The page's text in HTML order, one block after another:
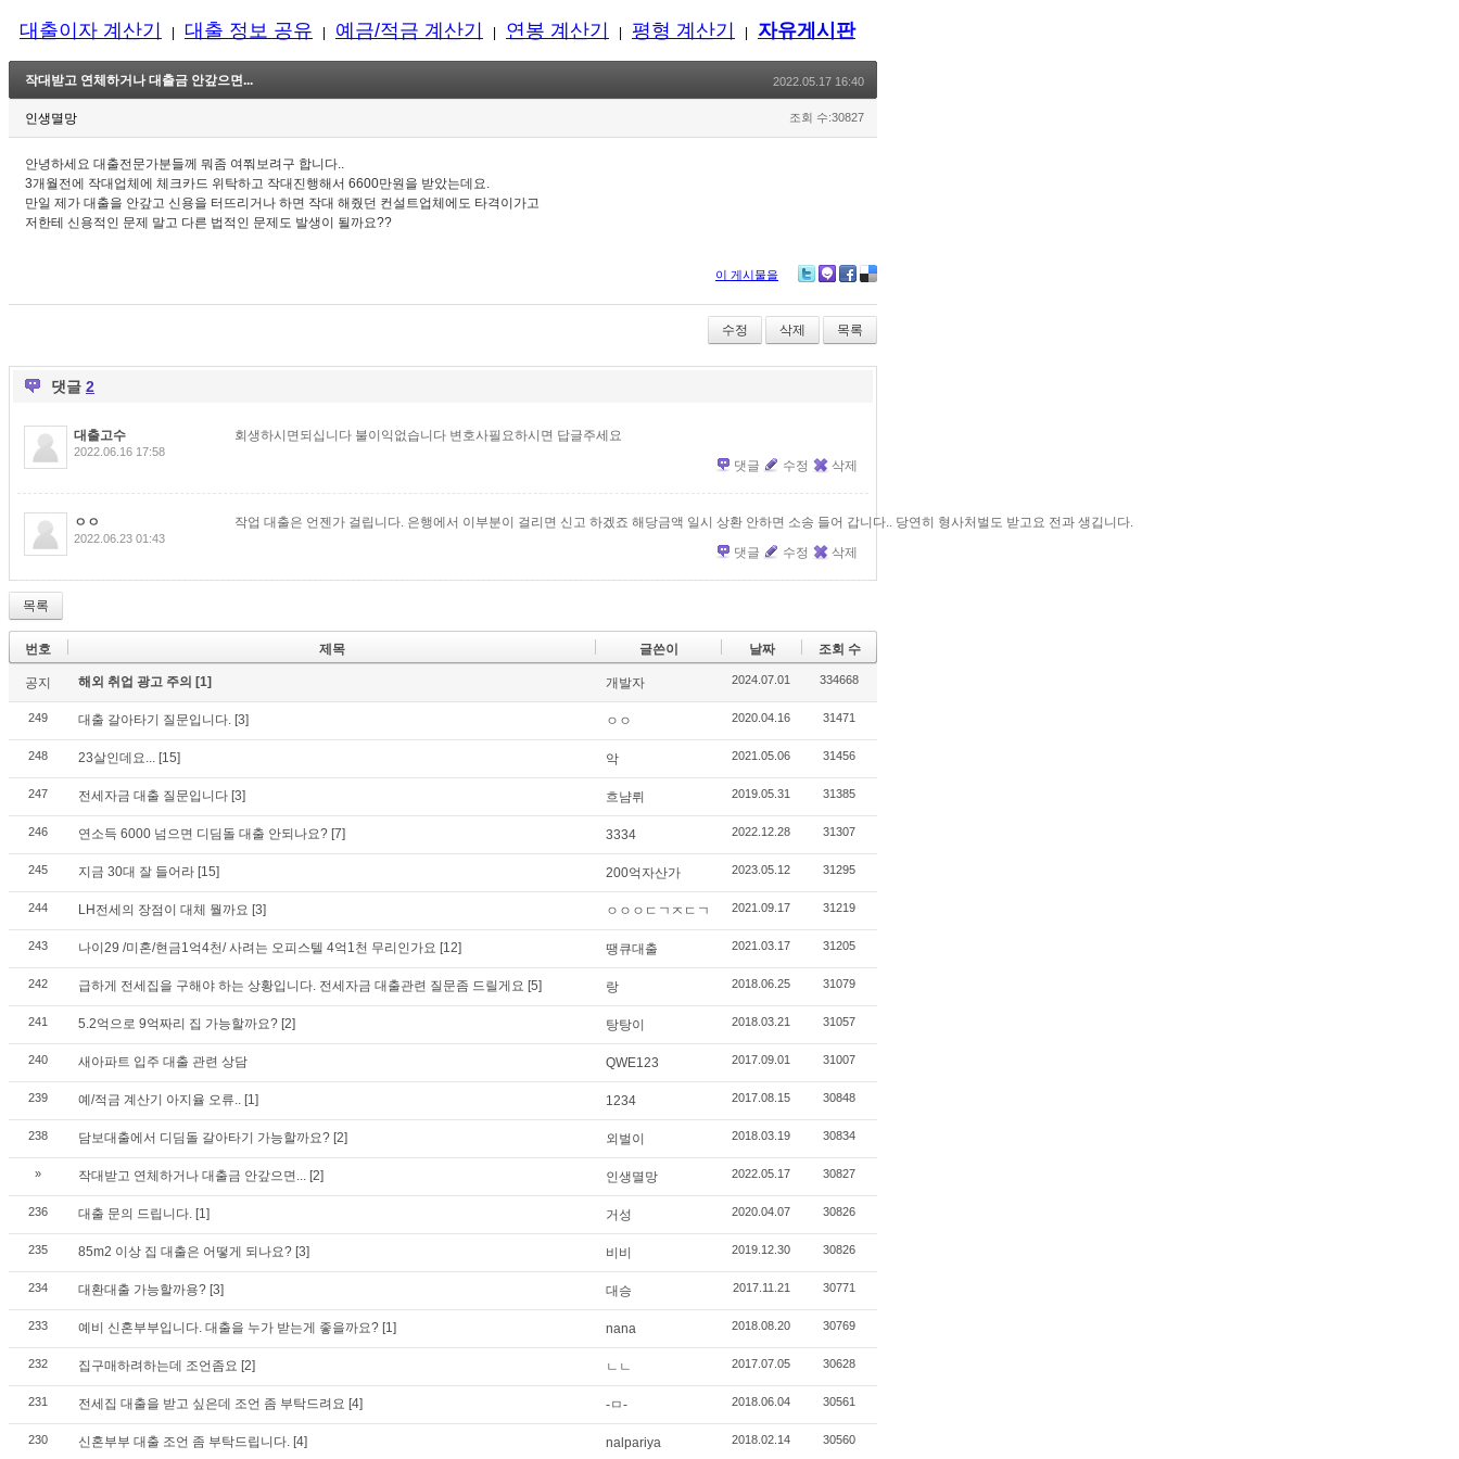
대출이자 계산기 대출 정보 공유 예금/적금 계산기 연봉 계산기 평형 계산기 자유게시판
작대받고 연체하거나 대출금 안갚으면... 2022.05.17 16:40
인생멸망 조회 수:30827
안녕하세요 대출전문가분들께 뭐좀 여쭤보려구 합니다..
3개월전에 작대업체에 체크카드 위탁하고 작대진행해서 6600만원을 받았는데요.
만일 제가 대출을 안갚고 신용을 터뜨리거나 하면 작대 해줬던 컨설트업체에도 타격이가고
저한테 신용적인 문제 말고 다른 법적인 문제도 발생이 될까요??
이 게시물을
수정 삭제 목록
댓글 2
대출고수
2022.06.16 17:58
회생하시면되십니다 불이익없습니다 변호사필요하시면 답글주세요
댓글
수정 삭제
ㅇㅇ
2022.06.23 01:43
작업 대출은 언젠가 걸립니다. 은행에서 이부분이 걸리면 신고 하겠죠 해당금액 일시 상환 안하면 소송 들어 갑니다.. 당연히 형사처벌도 받고요 전과 생깁니다.
댓글
수정 삭제
목록
번호 제목 글쓴이 날짜 조회 수
공지 해외 취업 광고 주의 [1] 개발자 2024.07.01 334668
249 대출 갈아타기 질문입니다. [3] ㅇㅇ 2020.04.16 31471
248 23살인데요... [15] 악 2021.05.06 31456
247 전세자금 대출 질문입니다 [3] 흐냠뤼 2019.05.31 31385
246 연소득 6000 넘으면 디딤돌 대출 안되나요? [7] 3334 2022.12.28 31307
245 지금 30대 잘 들어라 [15] 200억자산가 2023.05.12 31295
244 LH전세의 장점이 대체 뭘까요 [3] ㅇㅇㅇㄷㄱㅈㄷㄱ 2021.09.17 31219
243 나이29 /미혼/현금1억4천/ 사려는 오피스텔 4억1천 무리인가요 [12] 땡큐대출 2021.03.17 31205
242 급하게 전세집을 구해야 하는 상황입니다. 전세자금 대출관련 질문좀 드릴게요 [5] 랑 2018.06.25 31079
241 5.2억으로 9억짜리 집 가능할까요? [2] 탕탕이 2018.03.21 31057
240 새아파트 입주 대출 관련 상담 QWE123 2017.09.01 31007
239 예/적금 계산기 아지율 오류.. [1] 1234 2017.08.15 30848
238 담보대출에서 디딤돌 갈아타기 가능할까요? [2] 외벌이 2018.03.19 30834
» 작대받고 연체하거나 대출금 안갚으면... [2] 인생멸망 2022.05.17 30827
236 대출 문의 드립니다. [1] 거성 2020.04.07 30826
235 85m2 이상 집 대출은 어떻게 되나요? [3] 비비 2019.12.30 30826
234 대환대출 가능할까용? [3] 대승 2017.11.21 30771
233 예비 신혼부부입니다. 대출을 누가 받는게 좋을까요? [1] nana 2018.08.20 30769
232 집구매하려하는데 조언좀요 [2] ㄴㄴ 2017.07.05 30628
231 전세집 대출을 받고 싶은데 조언 좀 부탁드려요 [4] -ㅁ- 2018.06.04 30561
230 신혼부부 대출 조언 좀 부탁드립니다. [4] nalpariya 2018.02.14 30560